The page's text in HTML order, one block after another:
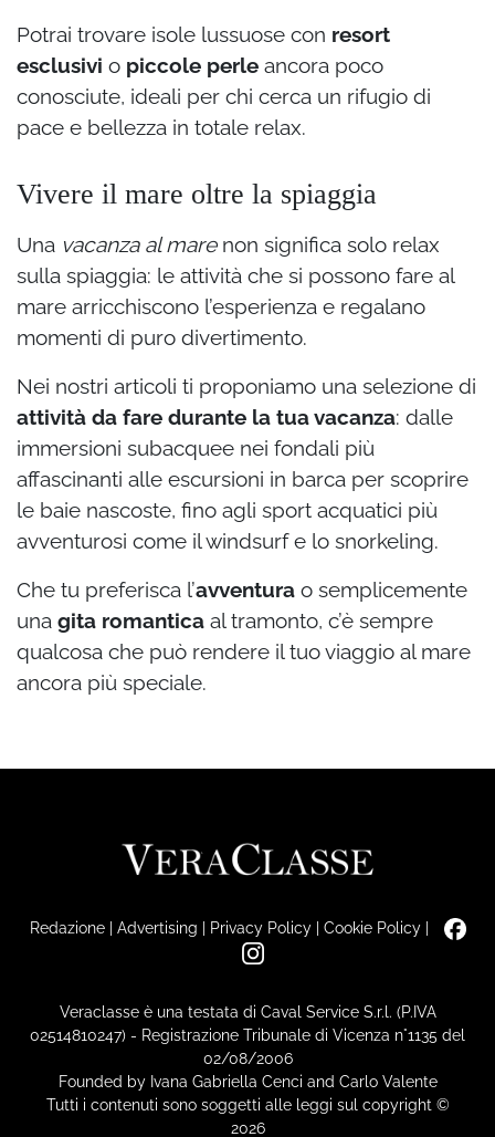
Potrai trovare isole lussuose con resort
esclusivi o piccole perle ancora poco
conosciute, ideali per chi cerca un rifugio di
pace e bellezza in totale relax.
Vivere il mare oltre la spiaggia
Una vacanza al marenon significa solo relax
sulla spiaggia: le attività che si possono fare al
mare arricchiscono l’esperienza e regalano
momenti di puro divertimento.
Nei nostri articoli ti proponiamo una selezione di
attività da fare durante la tua vacanza: dalle
immersioni subacquee nei fondali più
affascinanti alle escursioni in barca per scoprire
le baie nascoste, fino agli sport acquatici più
avventurosi come il windsurf e lo snorkeling.
Che tu preferisca l’avventura o semplicemente
una gita romantica al tramonto, c’è sempre
qualcosa che può rendere il tuo viaggio al mare
ancora più speciale.
Redazione| Advertising | Privacy Policy| Cookie Policy|
Veraclasse è una testata di Caval Service S.r.l. (P.IVA
02514810247) - Registrazione Tribunale di Vicenza n°1135 del
02/08/2006
Founded by Ivana Gabriella Cenci and Carlo Valente
Tutti i contenuti sono soggetti alle leggi sul copyright ©
2026